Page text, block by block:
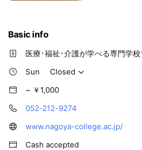
Basic info
医療･福祉･介護が学べる専門学校
Sun
Closed
~ ￥1,000
052-212-9274
www.nagoya-college.ac.jp/
Cash accepted